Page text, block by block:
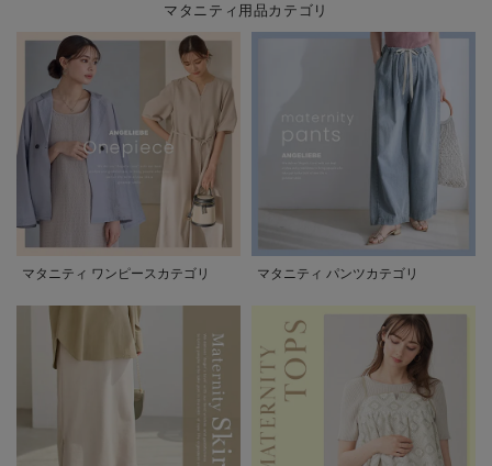
マタニティ用品カテゴリ
マタニティ ワンピースカテゴリ マタニティ パンツカテゴリ